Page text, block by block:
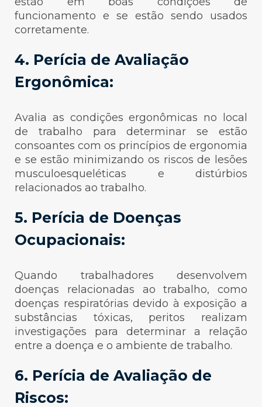
funcionamento e se estão sendo usados
corretamente.
4. Perícia de Avaliação
Ergonômica:
Avalia as condições ergonômicas no local
de trabalho para determinar se estão
consoantes com os princípios de ergonomia
e se estão minimizando os riscos de lesões
musculoesqueléticas e distúrbios
relacionados ao trabalho.
5. Perícia de Doenças
Ocupacionais:
Quando trabalhadores desenvolvem
doenças relacionadas ao trabalho, como
doenças respiratórias devido à exposição a
substâncias tóxicas, peritos realizam
investigações para determinar a relação
entre a doença e o ambiente de trabalho.
6. Perícia de Avaliação de
Riscos: